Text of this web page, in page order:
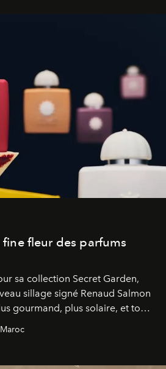
fleur des parfums
sa collection Secret Garden,
sillage signé Renaud Salmon
gourmand, plus solaire, et tout